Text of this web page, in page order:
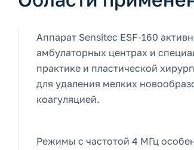
Аппарат Sensitec ESF-160
амбулаторных центрах и
практике и пластической
для удаления мелких
коагуляцией.
Режимы с частотой 4 МГц